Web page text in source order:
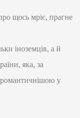
щось мріє, прагне
іноземців, а й
яка, за
у